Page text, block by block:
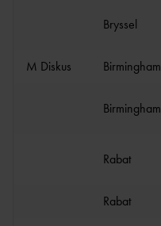
Bryssel
M Diskus Birmingham
Birmingham
Rabat
Rabat